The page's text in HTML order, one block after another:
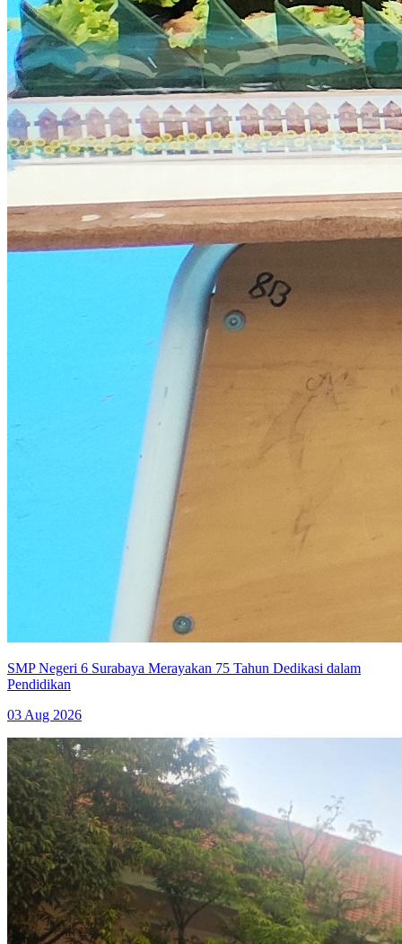
SMP Negeri 6 Surabaya Merayakan 75 Tahun Dedikasi dalam
Pendidikan
03 Aug 2026